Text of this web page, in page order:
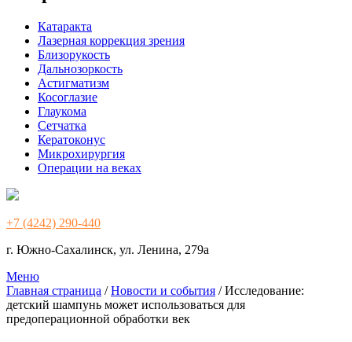
Катаракта
Лазерная коррекция зрения
Близорукость
Дальнозоркость
Астигматизм
Косоглазие
Глаукома
Сетчатка
Кератоконус
Микрохирургия
Операции на веках
+7 (4242) 290-440
г. Южно-Сахалинск, ул. Ленина, 279а
Меню
Главная страница /Новости и события /Исследование:
детский шампунь может использоваться для
предоперационной обработки век